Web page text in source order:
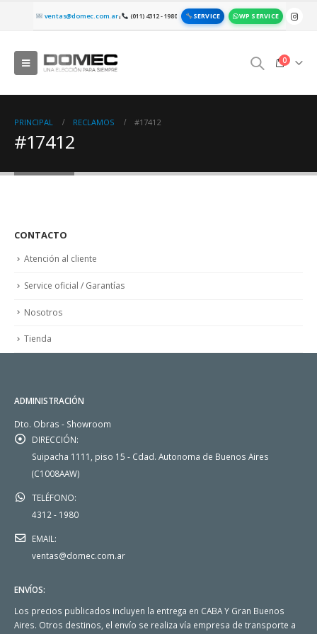
ventas@domec.com.ar| (011) 4312 - 1980 SERVICE WP SERVICE
0
PRINCIPAL RECLAMOS #17412
#17412
CONTACTO
Atención al cliente
Service oficial / Garantías
Nosotros
Tienda
ADMINISTRACIÓN
Dto. Obras - Showroom
DIRECCIÓN:
Suipacha 1111, piso 15 - Cdad. Autonoma de Buenos Aires
(C1008AAW)
TELÉFONO:
4312 - 1980
EMAIL:
ventas@domec.com.ar
ENVÍOS:
Los precios publicados incluyen la entrega en CABA Y Gran Buenos
Aires. Otros destinos, el envío se realiza vía empresa de transporte a